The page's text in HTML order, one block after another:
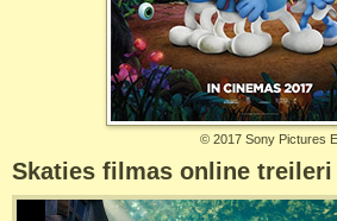
© 2017 Sony Pictures
Skaties filmas online treileri